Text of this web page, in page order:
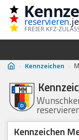
Zum
Inhalt
reservieren
FREIER KFZ-
› Kennzeichen ›
Kennzeichen